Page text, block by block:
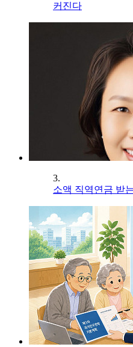
커진다
3.
소액 직역연금 받